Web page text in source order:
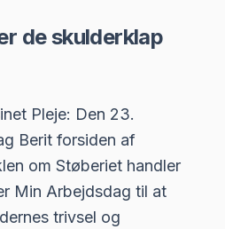
de skulderklap
Pleje: Den 23.
Berit forsiden af
om Støberiet handler
Min Arbejdsdag til at
trivsel og